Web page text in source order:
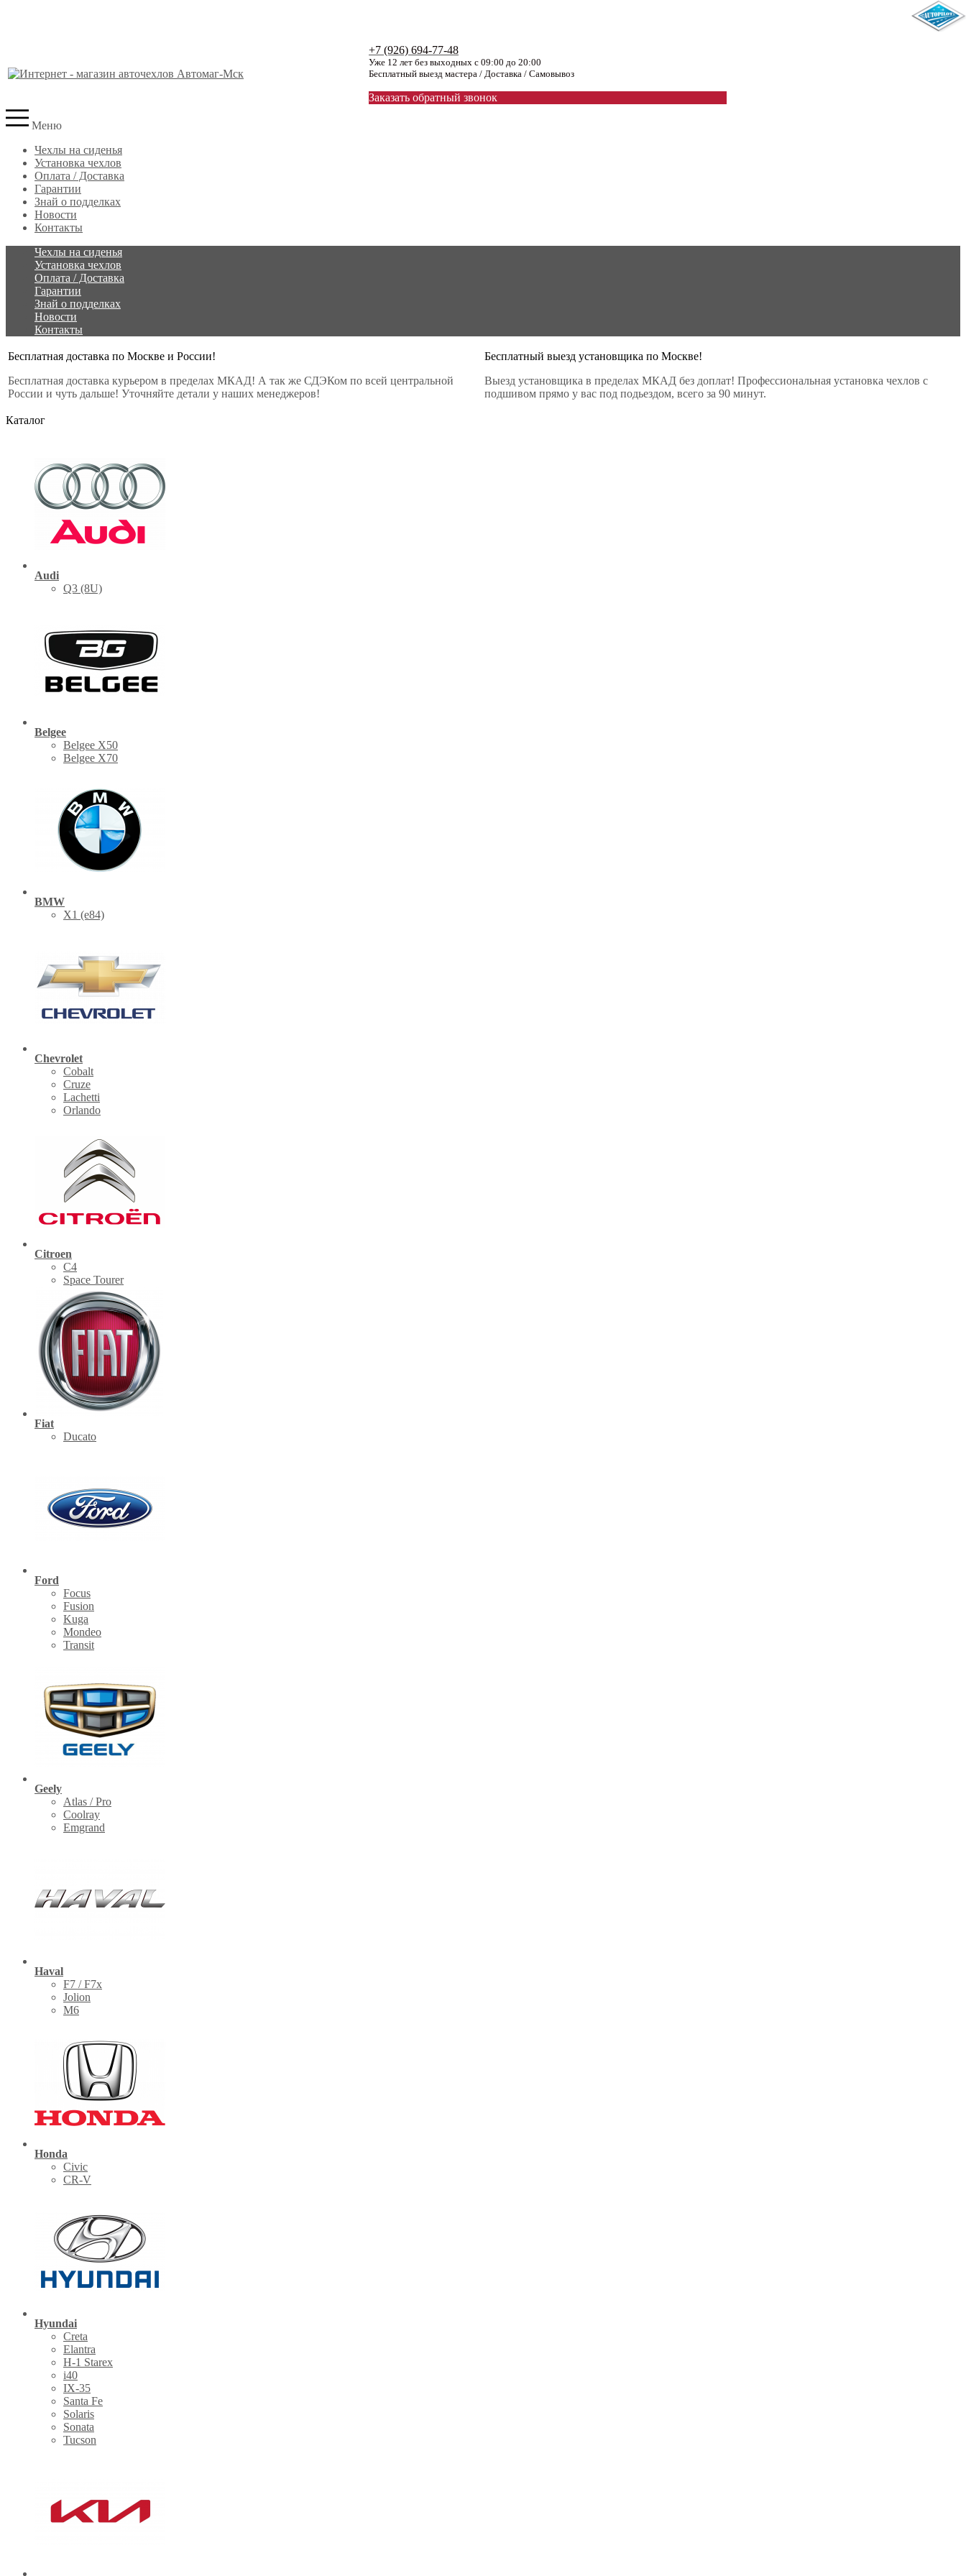
+7 (926) 694-77-48
Уже 12 лет без выходных с 09:00 до 20:00
Бесплатный выезд мастера / Доставка / Самовывоз
Заказать обратный звонок
Меню
Чехлы на сиденья
Установка чехлов
Оплата / Доставка
Гарантии
Знай о подделках
Новости
Контакты
Чехлы на сиденья
Установка чехлов
Оплата / Доставка
Гарантии
Знай о подделках
Новости
Контакты
Бесплатная доставка по Москве и России!
Бесплатная доставка курьером в пределах МКАД! А так же СДЭКом по всей центральной
России и чуть дальше! Уточняйте детали у наших менеджеров!
Бесплатный выезд установщика по Москве!
Выезд установщика в пределах МКАД без доплат! Профессиональная установка чехлов с
подшивом прямо у вас под подьездом, всего за 90 минут.
Каталог
Audi
Q3 (8U)
Belgee
Belgee X50
Belgee X70
BMW
X1 (е84)
Chevrolet
Cobalt
Cruze
Lachetti
Orlando
Citroen
C4
Space Tourer
Fiat
Ducato
Ford
Focus
Fusion
Kuga
Mondeo
Transit
Geely
Atlas / Pro
Coolray
Emgrand
Haval
F7 / F7x
Jolion
M6
Honda
Civic
CR-V
Hyundai
Creta
Elantra
H-1 Starex
i40
IX-35
Santa Fe
Solaris
Sonata
Tucson